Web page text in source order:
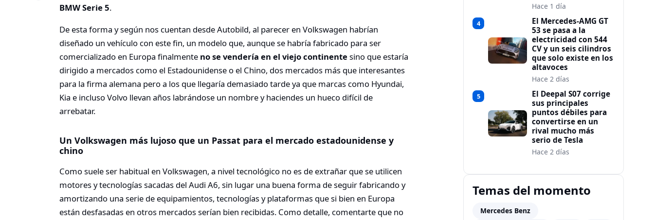
BMW Serie 5.
De esta forma y según nos cuentan desde Autobild, al parecer en Volkswagen habrían
diseñado un vehículo con este fin, un modelo que, aunque se habría fabricado para ser
comercializado en Europa finalmente no se vendería en el viejo continentesino que estaría
dirigido a mercados como el Estadounidense o el Chino, dos mercados más que interesantes
para la firma alemana pero a los que llegaría demasiado tarde ya que marcas como Hyundai,
Kia e incluso Volvo llevan años labrándose un nombre y haciendes un hueco difícil de
arrebatar.
Un Volkswagen más lujoso que un Passat para el mercado estadounidense y
chino
Como suele ser habitual en Volkswagen, a nivel tecnológico no es de extrañar que se utilicen
motores y tecnologías sacadas del Audi A6, sin lugar una buena forma de seguir fabricando y
amortizando una serie de equipamientos, tecnologías y plataformas que si bien en Europa
están desfasadas en otros mercados serían bien recibidas. Como detalle, comentarte que no
Hace 1 día
4
El Mercedes-AMG GT
53 se pasa a la
electricidad con 544
CV y un seis cilindros
que solo existe en los
altavoces
Hace 2 días
5
El Deepal S07 corrige
sus principales
puntos débiles para
convertirse en un
rival mucho más
serio de Tesla
Hace 2 días
Temas del momento
Mercedes Benz